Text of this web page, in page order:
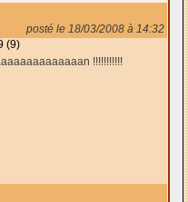
posté le 18/03/2008 à 14:32
(9)
!!!!!!!!!!!